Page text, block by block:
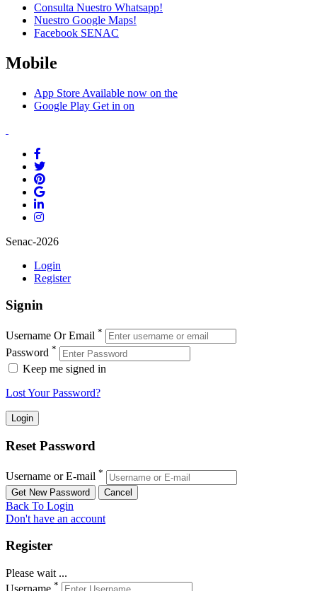
Consulta Nuestro Whatsapp!
Nuestro Google Maps!
Facebook SENAC
Mobile
App Store Available now on the
Google Play Get in on
Senac-2026
Login
Register
Signin
Username Or Email *
Password *
Keep me signed in
Lost Your Password?
Reset Password
Username or E-mail *
Back To Login
Don't have an account
Register
Please wait ...
*